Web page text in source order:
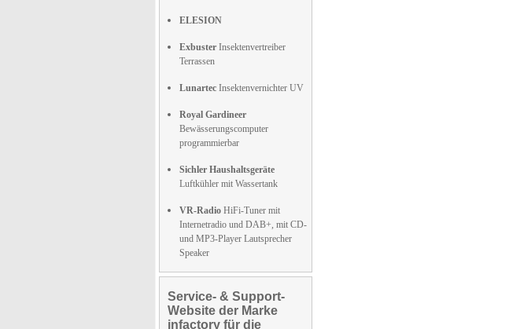
ELESION
Exbuster Insektenvertreiber
Terrassen
Lunartec Insektenvernichter UV
Royal Gardineer
Bewässerungscomputer
programmierbar
Sichler Haushaltsgeräte
Luftkühler mit Wassertank
VR-Radio HiFi-Tuner mit
Internetradio und DAB+, mit CD-
und MP3-Player Lautsprecher
Speaker
Service- & Support-
Website der Marke
infactory für die